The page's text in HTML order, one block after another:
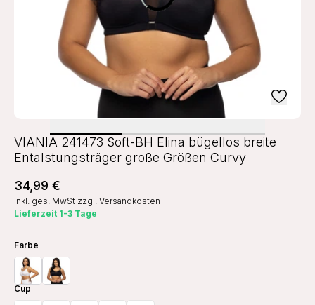
VIANIA 241473 Soft-BH Elina bügellos breite
Entalstungsträger große Größen Curvy
34,99 €
inkl. ges. MwSt zzgl. Versandkosten
Lieferzeit 1-3 Tage
Farbe
Cup